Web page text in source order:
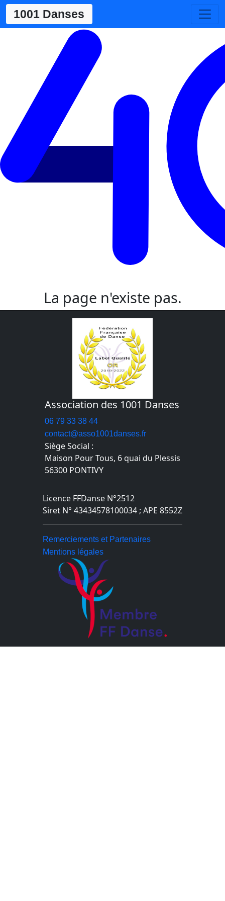
1001 Danses
La page n'existe pas.
Association des 1001 Danses
06 79 33 38 44
contact@asso1001danses.fr
Siège Social :
Maison Pour Tous, 6 quai du Plessis
56300 PONTIVY
Licence FFDanse N°2512
Siret N° 43434578100034 ; APE 8552Z
Remerciements et Partenaires
Mentions légales